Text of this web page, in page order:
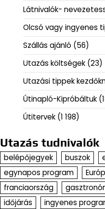
Látnivalók-
Olcsó vagy ingyenes
Szállás ajánló (56)
Utazás költségek (23)
Utazási tippek
Útinapló-Kipróbáltuk
Útitervek (1 198)
Utazás tudnivalók
belépőjegyek buszok
egynapos program
franciaország
időjárás
ingyenes